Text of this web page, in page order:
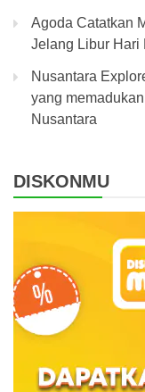
Agoda Catatkan
Jelang Libur Hari
Nusantara
yang
Nusantara
DISKONMU